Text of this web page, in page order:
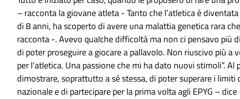
– racconta la giovane atleta - Tanto che l’atletica è
di 8 anni, ha scoperto di avere una malattia genetica rara
racconta -. Avevo qualche difficoltà ma non ci pensavo più
di poter proseguire a giocare a pallavolo. Non riuscivo più
per l’atletica. Una passione che mi ha dato nuovi stimoli”.
dimostrare, soprattutto a sé stessa, di poter superare i
nazionale e di partecipare per la prima volta agli EPYG –